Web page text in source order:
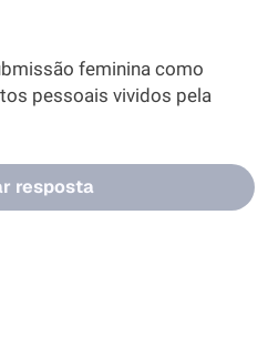
feminina como
pessoais vividos pela
resposta